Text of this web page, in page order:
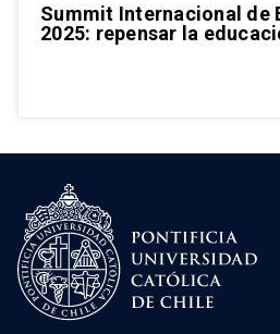
Summit Internacional de
2025: repensar la